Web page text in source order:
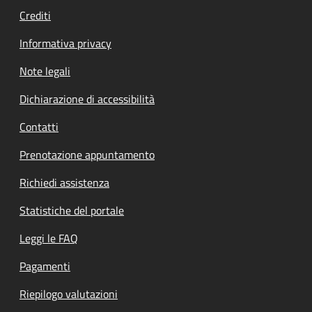
Crediti
Informativa privacy
Note legali
Dichiarazione di accessibilità
Contatti
Prenotazione appuntamento
Richiedi assistenza
Statistiche del portale
Leggi le FAQ
Pagamenti
Riepilogo valutazioni